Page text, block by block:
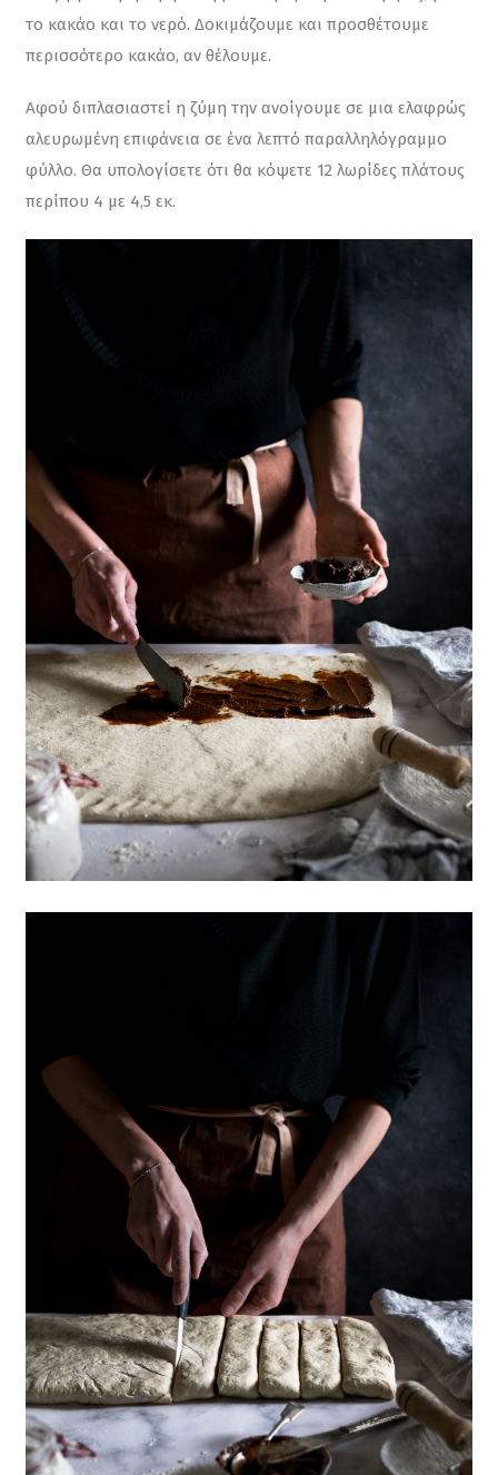
το κακάο και το νερό. Δοκιμάζουμε και προσθέτουμε
περισσότερο κακάο, αν θέλουμε.
Αφού διπλασιαστεί η ζύμη την ανοίγουμε σε μια ελαφρώς
αλευρωμένη επιφάνεια σε ένα λεπτό παραλληλόγραμμο
φύλλο. Θα υπολογίσετε ότι θα κόψετε 12 λωρίδες πλάτους
περίπου 4 με 4,5 εκ.